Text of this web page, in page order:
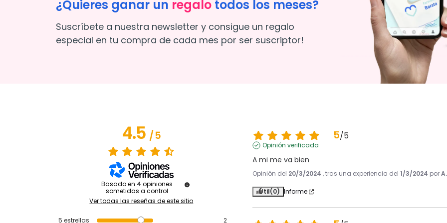
¿Quieres ganar un regalo todos los meses?
Suscríbete a nuestra newsletter y consigue un regalo
especial en tu compra de cada mes por ser suscriptor!
4.5/5
Basado en 4 opiniones
sometidas a control
Ver todas las reseñas de este sitio
5 estrellas 2
5/5
Opinión verificada
A mi me va bien
Opinión del 20/3/2024 , tras una experiencia del 1/3/2024 por
Útil(0) Informe